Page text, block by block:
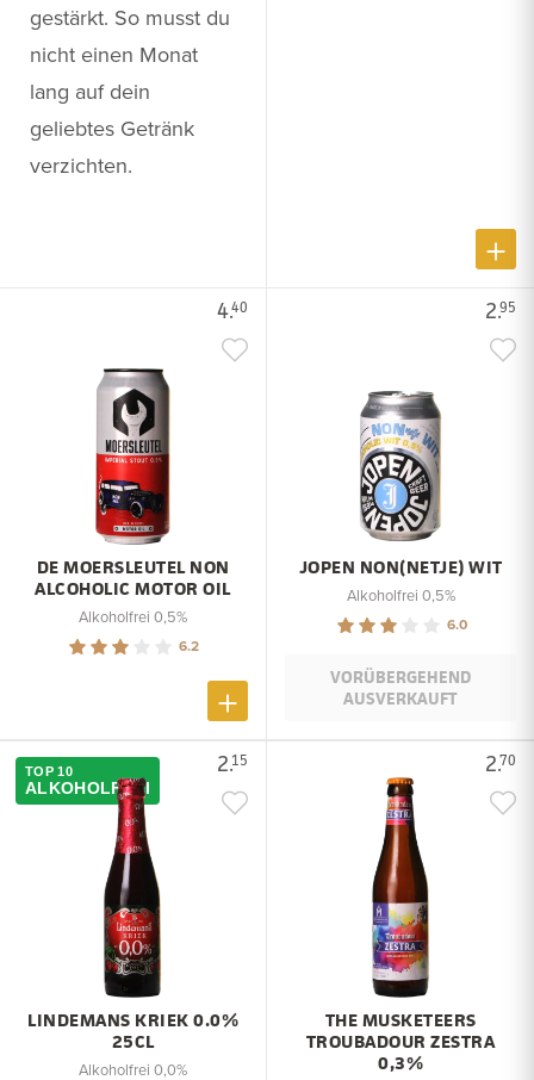
gestärkt. So musst du
nicht einen Monat
lang auf dein
geliebtes Getränk
verzichten.
4.40
DE MOERSLEUTEL NON
ALCOHOLIC MOTOR OIL
Alkoholfrei 0,5%
6.2
2.95
JOPEN NON(NETJE) WIT
Alkoholfrei 0,5%
6.0
VORÜBERGEHEND
AUSVERKAUFT
2.15
TOP 10
ALKOHOLFREI
LINDEMANS KRIEK 0.0%
25CL
Alkoholfrei 0,0%
2.70
THE MUSKETEERS
TROUBADOUR ZESTRA
0,3%